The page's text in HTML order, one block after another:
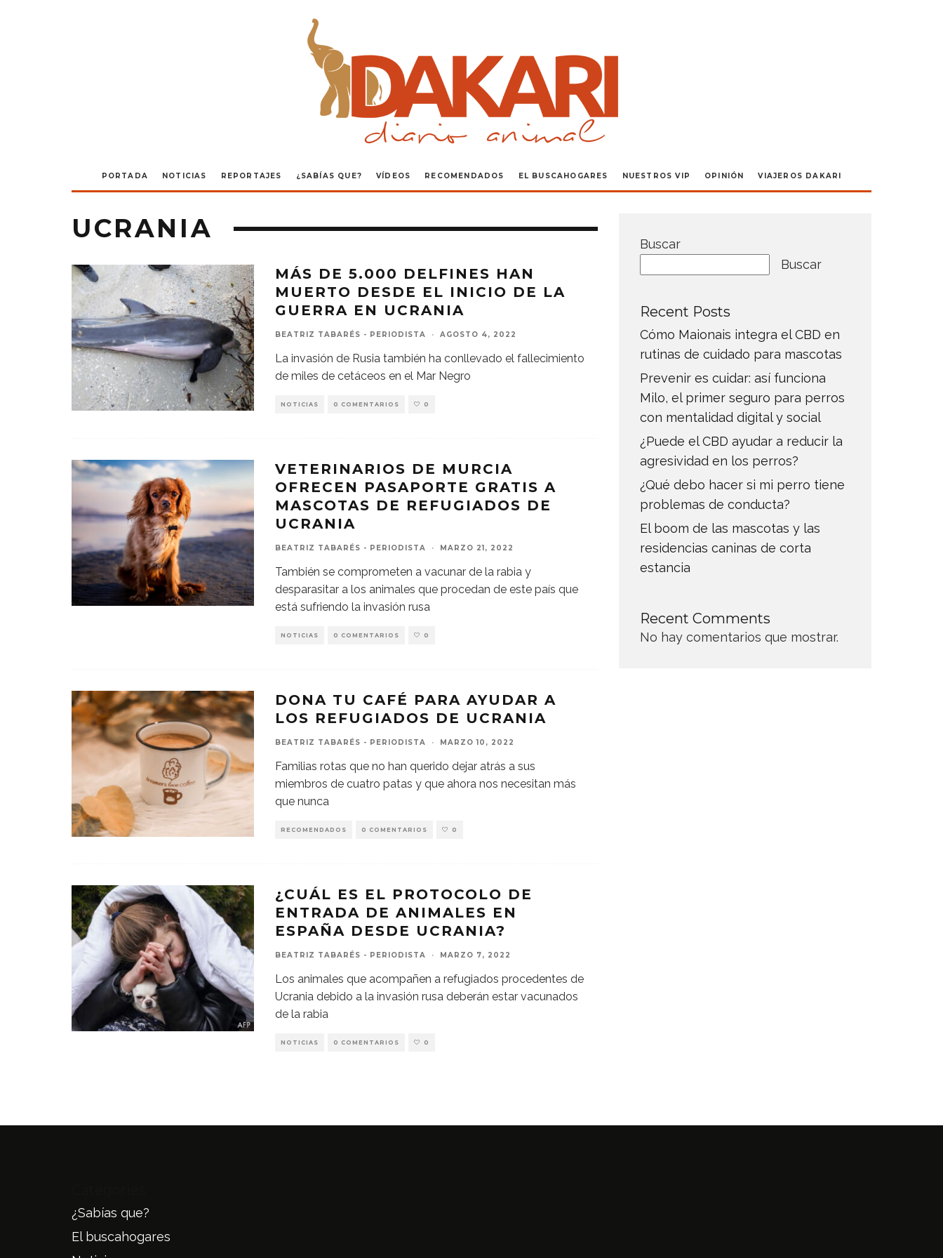
PORTADA NOTICIAS REPORTAJES ¿SABÍAS QUE? VÍDEOS RECOMENDADOS EL BUSCAHOGARES NUESTROS VIP OPINIÓN VIAJEROS DAKARI
UCRANIA
MÁS DE 5.000 DELFINES HAN
MUERTO DESDE EL INICIO DE LA
GUERRA EN UCRANIA
BEATRIZ TABARÉS - PERIODISTA · AGOSTO 4, 2022
La invasión de Rusia también ha conllevado el fallecimiento
de miles de cetáceos en el Mar Negro
NOTICIAS 0 COMENTARIOS 0
VETERINARIOS DE MURCIA
OFRECEN PASAPORTE GRATIS A
MASCOTAS DE REFUGIADOS DE
UCRANIA
BEATRIZ TABARÉS - PERIODISTA · MARZO 21, 2022
También se comprometen a vacunar de la rabia y
desparasitar a los animales que procedan de este país que
está sufriendo la invasión rusa
NOTICIAS 0 COMENTARIOS 0
DONA TU CAFÉ PARA AYUDAR A
LOS REFUGIADOS DE UCRANIA
BEATRIZ TABARÉS - PERIODISTA · MARZO 10, 2022
Familias rotas que no han querido dejar atrás a sus
miembros de cuatro patas y que ahora nos necesitan más
que nunca
RECOMENDADOS 0 COMENTARIOS 0
¿CUÁL ES EL PROTOCOLO DE
ENTRADA DE ANIMALES EN
ESPAÑA DESDE UCRANIA?
BEATRIZ TABARÉS - PERIODISTA · MARZO 7, 2022
Los animales que acompañen a refugiados procedentes de
Ucrania debido a la invasión rusa deberán estar vacunados
de la rabia
NOTICIAS 0 COMENTARIOS 0
Buscar
Buscar
Recent Posts
Cómo Maionais integra el CBD en
rutinas de cuidado para mascotas
Prevenir es cuidar: así funciona
Milo, el primer seguro para perros
con mentalidad digital y social
¿Puede el CBD ayudar a reducir la
agresividad en los perros?
¿Qué debo hacer si mi perro tiene
problemas de conducta?
El boom de las mascotas y las
residencias caninas de corta
estancia
Recent Comments
No hay comentarios que mostrar.
¿Sabías que?
El buscahogares